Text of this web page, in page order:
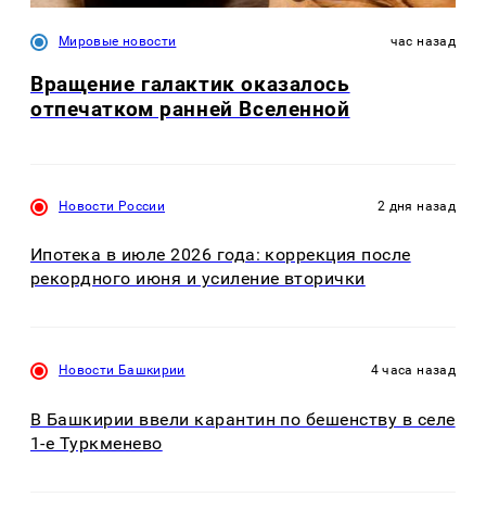
Мировые новости час назад
Вращение галактик оказалось
отпечатком ранней Вселенной
Новости России 2 дня назад
Ипотека в июле 2026 года: коррекция после
рекордного июня и усиление вторички
Новости Башкирии 4 часа назад
В Башкирии ввели карантин по бешенству в селе
1-е Туркменево